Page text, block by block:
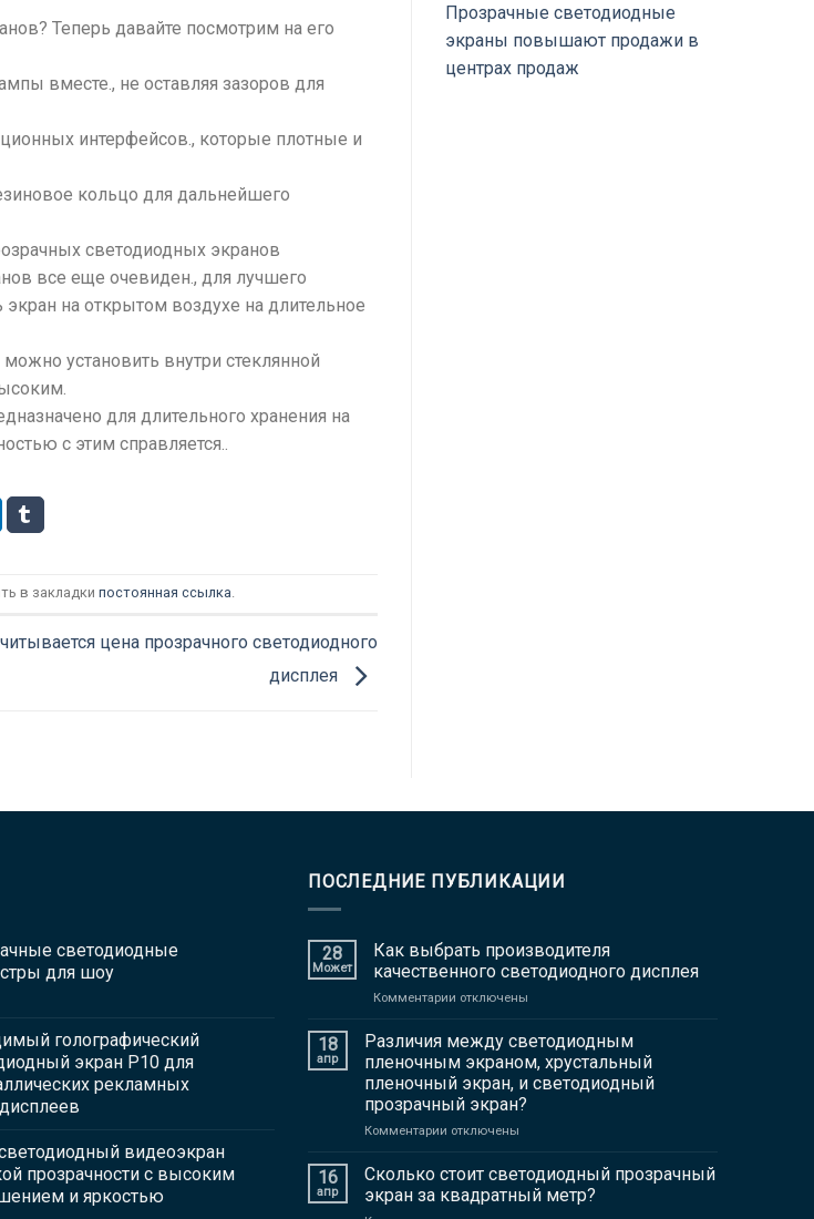
Теперь давайте посмотрим на его
вместе., не оставляя зазоров для
интерфейсов., которые плотные и
кольцо для дальнейшего
светодиодных экранов
все еще очевиден., для лучшего
на открытом воздухе на длительное
установить внутри стеклянной
для длительного хранения на
с этим справляется..
в закладки постоянная ссылка.
цена прозрачного светодиодного
дисплея
Прозрачные светодиодные
экраны повышают продажи в
центрах продаж
светодиодные
для шоу
голографический
экран P10 для
рекламных
видеоэкран
прозрачности с высоким
и яркостью
ПОСЛЕДНИЕ ПУБЛИКАЦИИ
28
Может
Как выбрать производителя
качественного светодиодного дисплея
Комментарии отключенына
выбрать
производителя
качественного
светодиодного
18
апр
Различия между светодиодным
пленочным экраном, хрустальный
пленочный экран, и светодиодный
прозрачный экран?
Комментарии отключенына
между
светодиодным
пленочным
16
апр
Сколько стоит светодиодный прозрачный
экран за квадратный метр?